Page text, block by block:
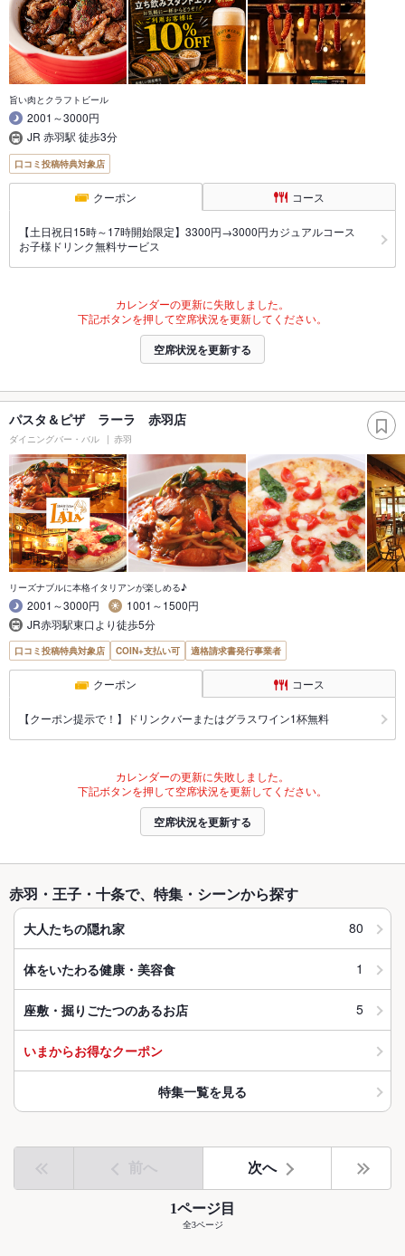
旨い肉とクラフトビール
2001～3000円
JR 赤羽駅 徒歩3分
口コミ投稿特典対象店
クーポン コース
【土日祝日15時～17時開始限定】3300円→3000円カジュアルコース
お子様ドリンク無料サービス
カレンダーの更新に失敗しました。
下記ボタンを押して空席状況を更新してください。
空席状況を更新する
パスタ＆ピザ ラーラ 赤羽店
ダイニングバー・バル 赤羽
リーズナブルに本格イタリアンが楽しめる♪
2001～3000円
1001～1500円
JR赤羽駅東口より徒歩5分
口コミ投稿特典対象店 COIN+支払い可 適格請求書発行事業者
クーポン コース
【クーポン提示で！】ドリンクバーまたはグラスワイン1杯無料
カレンダーの更新に失敗しました。
下記ボタンを押して空席状況を更新してください。
空席状況を更新する
赤羽・王子・十条で、特集・シーンから探す
大人たちの隠れ家 80
体をいたわる健康・美容食 1
座敷・掘りごたつのあるお店 5
いまからお得なクーポン
特集一覧を見る
前へ 次へ
1ページ目
全3ページ